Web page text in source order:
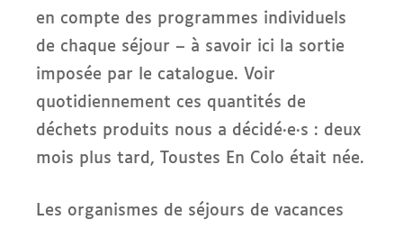
en compte des programmes individuels
de chaque séjour – à savoir ici la sortie
imposée par le catalogue. Voir
quotidiennement ces quantités de
déchets produits nous a décidé·e·s : deux
mois plus tard, Toustes En Colo était née.
Les organismes de séjours de vacances